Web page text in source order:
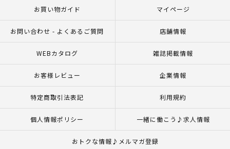
お買い物ガイド マイページ
お問い合わせ - よくあるご質問 店舗情報
WEBカタログ 雑誌掲載情報
お客様レビュー 企業情報
特定商取引法表記 利用規約
個人情報ポリシー 一緒に働こう♪求人情報
おトクな情報♪メルマガ登録